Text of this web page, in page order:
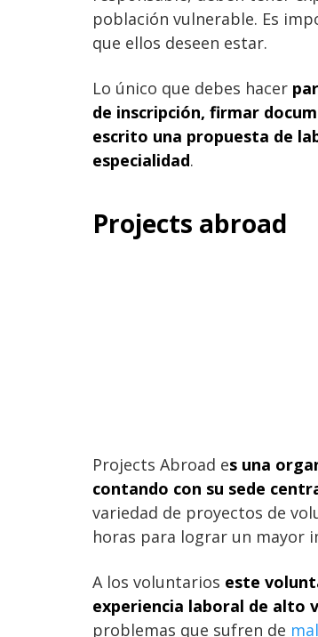
población vulnerable. Es
que ellos deseen estar.
Lo único que debes hacer
de inscripción, firmar
escrito una propuesta de
especialidad.
Projects abroad
Projects Abroad es una
contando con su sede
variedad de proyectos de
horas para lograr un mayor
A los voluntarios este
experiencia laboral de alto
problemas que sufren de